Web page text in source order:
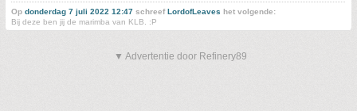
Op donderdag 7 juli 2022 12:47 schreefLordofLeaves het volgende:
Bij deze ben jij de marimba van KLB. :P
▼ Advertentie door Refinery89